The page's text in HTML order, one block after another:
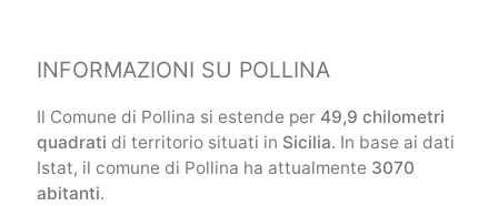
INFORMAZIONI SU POLLINA
Il Comune di Pollina si estende per 49,9 chilometri
quadrati di territorio situati in Sicilia. In base ai dati
Istat, il comune di Pollina ha attualmente 3070
abitanti.